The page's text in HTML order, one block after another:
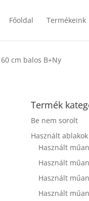
Főoldal Termékeink
cm balos B+Ny
Termék
Be nem sorolt
Használt ablakok
Használt
Használt
Használt
Használt